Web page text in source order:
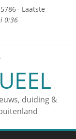
· Laatste
0:36
duiding &